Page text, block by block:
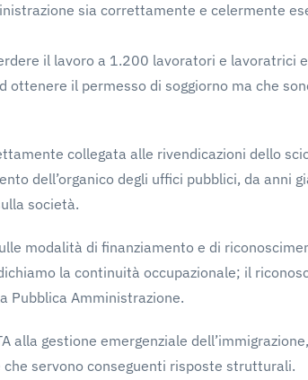
sia correttamente e celermente
il lavoro a 1.200 lavoratori e lavoratrici
il permesso di soggiorno ma che
collegata alle rivendicazioni dello
dell’organico degli uffici pubblici, da anni
società.
modalità di finanziamento e di
la continuità occupazionale; il
Pubblica Amministrazione.
alla gestione emergenziale
servono conseguenti risposte strutturali.